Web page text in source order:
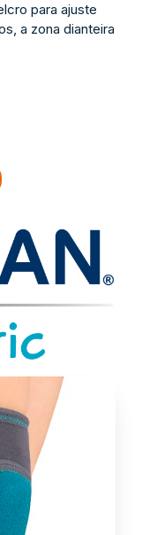
para ajuste
a zona dianteira